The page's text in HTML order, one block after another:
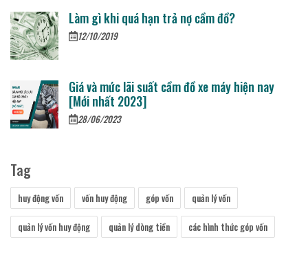
Làm gì khi quá hạn trả nợ cầm đồ?
12/10/2019
Giá và mức lãi suất cầm đồ xe máy hiện nay
[Mới nhất 2023]
28/06/2023
Tag
huy động vốn vốn huy động góp vốn quản lý vốn
quản lý vốn huy động quản lý dòng tiền các hình thức góp vốn